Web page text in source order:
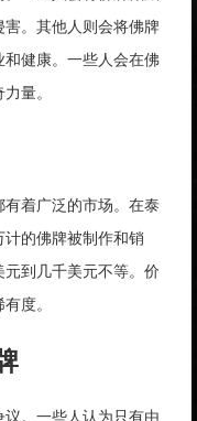
。其他人则会将佛牌
健康。一些人会在佛
量。
着广泛的市场。在泰
的佛牌被制作和销
到几千美元不等。价
度。
。一些人认为只有由